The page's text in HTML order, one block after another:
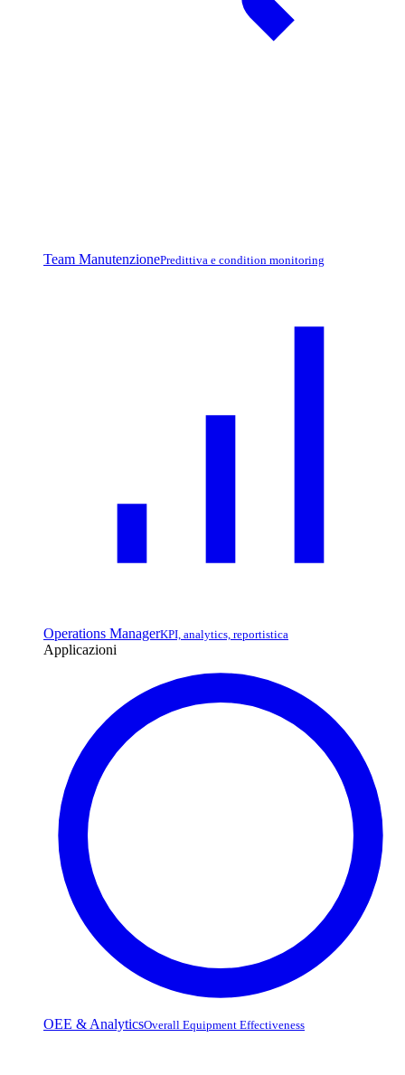
Team ManutenzionePredittiva e condition monitoring
Operations ManagerKPI, analytics, reportistica
Applicazioni
OEE & AnalyticsOverall Equipment Effectiveness